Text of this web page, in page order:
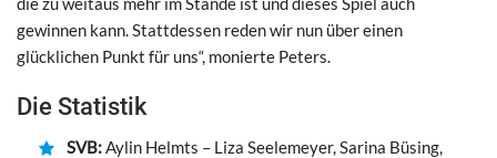
gewinnen kann. Stattdessen reden wir nun über einen
glücklichen Punkt für uns“, monierte Peters.
Die Statistik
SVB:Aylin Helmts – Liza Seelemeyer, Sarina Büsing,